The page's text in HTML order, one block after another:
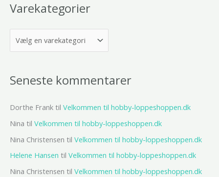
Varekategorier
Seneste kommentarer
Dorthe Frank til Velkommen til hobby-loppeshoppen.dk
Nina til Velkommen til hobby-loppeshoppen.dk
Nina Christensen til Velkommen til hobby-loppeshoppen.dk
Helene Hansen til Velkommen til hobby-loppeshoppen.dk
Nina Christensen til Velkommen til hobby-loppeshoppen.dk